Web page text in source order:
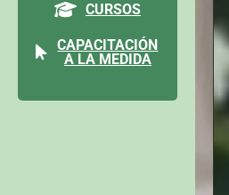
CURSOS
FORMACIÓN
CAPACITACIÓN
A LA MEDIDA